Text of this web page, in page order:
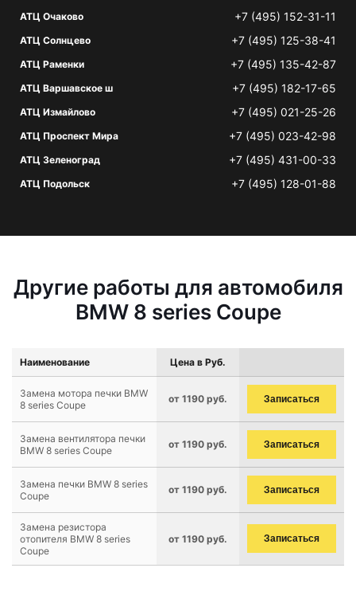
АТЦ Очаково +7 (495) 152-31-11
АТЦ Солнцево +7 (495) 125-38-41
АТЦ Раменки +7 (495) 135-42-87
АТЦ Варшавское ш +7 (495) 182-17-65
АТЦ Измайлово +7 (495) 021-25-26
АТЦ Проспект Мира +7 (495) 023-42-98
АТЦ Зеленоград +7 (495) 431-00-33
АТЦ Подольск +7 (495) 128-01-88
Другие работы для автомобиля
BMW 8 series Coupe
Наименование Цена в Руб.
Замена мотора печки BMW
8 series Coupe
от 1190 руб. Записаться
Замена вентилятора печки
BMW 8 series Coupe
от 1190 руб. Записаться
Замена печки BMW 8 series
Coupe
от 1190 руб. Записаться
Замена резистора
отопителя BMW 8 series
Coupe
от 1190 руб. Записаться